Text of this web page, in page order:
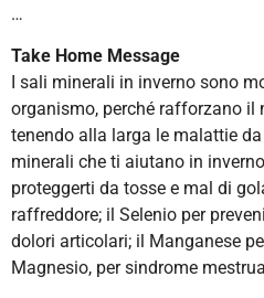
…
Take Home Message
I sali minerali in inverno sono
organismo, perché rafforzano
tenendo alla larga le malattie
minerali che ti aiutano in
proteggerti da tosse e mal di
raffreddore; il Selenio per
dolori articolari; il Manganese
Magnesio, per sindrome